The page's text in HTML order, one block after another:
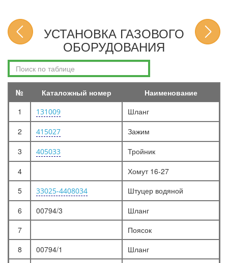
УСТАНОВКА ГАЗОВОГО
ОБОРУДОВАНИЯ
№ Каталожный номер
Наименование
1
131009
Шланг
2
415027
Зажим
3
405033
Тройник
4
Хомут 16-27
5
33025-4408034
Штуцер водяной
6
00794/3
Шланг
7
Поясок
8
00794/1
Шланг